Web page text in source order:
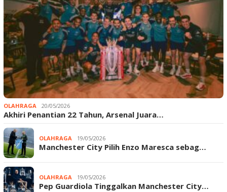
OLAHRAGA 20/05/2026
Akhiri Penantian 22 Tahun, Arsenal Juara…
OLAHRAGA 19/05/2026
Manchester City Pilih Enzo Maresca sebag…
OLAHRAGA 19/05/2026
Pep Guardiola Tinggalkan Manchester City…